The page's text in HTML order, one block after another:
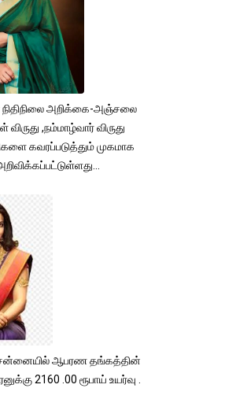
அறிக்கை-அஞ்சலை
,நம்மாழ்வார் விருது
கவரப்படுத்தும் முகமாக
ஆபரண தங்கத்தின்
2160 .00 ரூபாய் உயர்வு .